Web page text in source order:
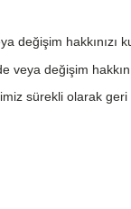
değişim hakkınızı
veya değişim
sürekli olarak